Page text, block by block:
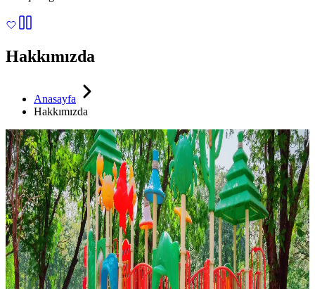
Hakkımızda
Anasayfa
Hakkımızda